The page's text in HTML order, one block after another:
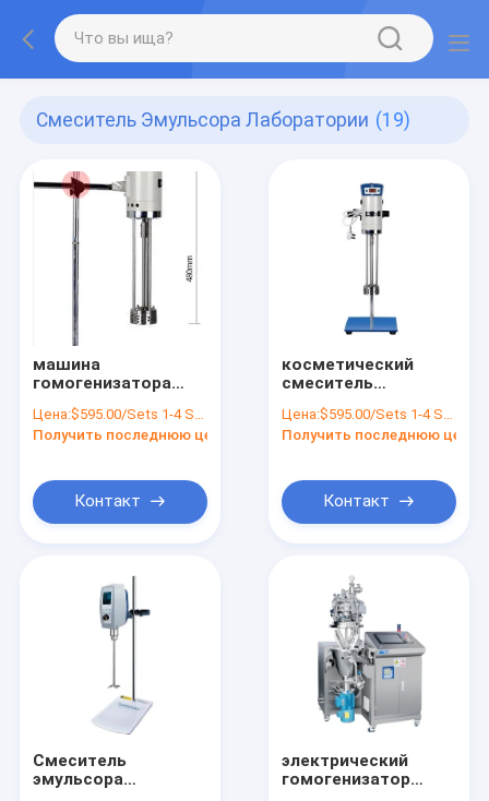
Смеситель Эмульсора Лаборатории (19)
машина
гомогенизатора
смесителя
эмульсора
kW
Цена:$595.00/Sets 1-4 Sets
Получить последнюю цену
Контакт
косметический
смеситель
гомогенизатора 20L
Цена:$595.00/Sets 1-4 Sets
Получить последнюю цену
Контакт
Смеситель
эмульсора
электрический
гомогенизатор